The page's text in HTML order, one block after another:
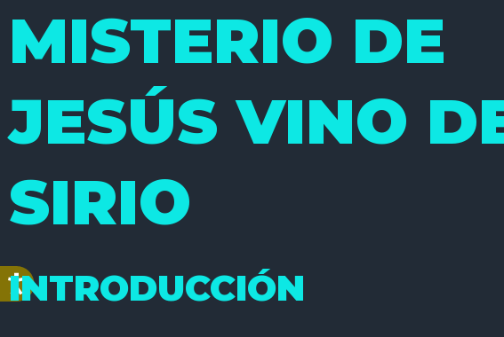
MISTERIO DE
JESÚS VINO
SIRIO
INTRODUCCIÓN